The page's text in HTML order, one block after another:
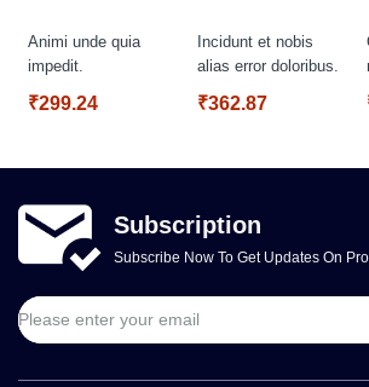
Animi unde quia
impedit.
₹299.24
Incidunt et nobis
alias error doloribus.
₹362.87
Subscription
Subscribe Now To Get Updates On